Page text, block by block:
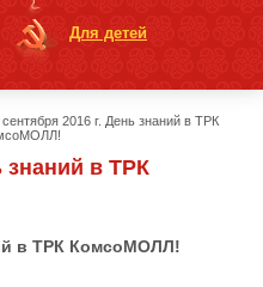
Для детей
сентября 2016 г. День знаний в ТРК
знаний в ТРК
в ТРК КомсоМОЛЛ!